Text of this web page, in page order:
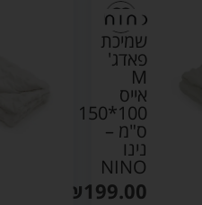
שמיכת
פאדג'
M
אייס
100*150
ס"מ –
נינו
NINO
₪199.00